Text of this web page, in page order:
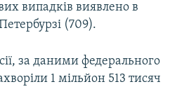
випадків виявлено в
(709).
за даними федерального
1 мільйон 513 тисяч